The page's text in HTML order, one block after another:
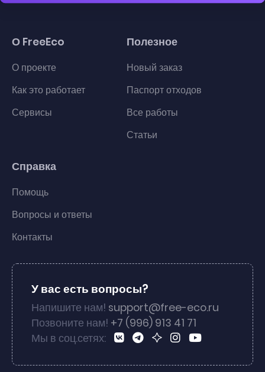
О FreeEco
О проекте
Как это работает
Сервисы
Полезное
Новый заказ
Паспорт отходов
Все работы
Статьи
Справка
Помощь
Вопросы и ответы
Контакты
У вас есть вопросы?
Напишите нам! support@free-eco.ru
Позвоните нам! +7 (996) 913 41 71
Мы в соц.сетях: